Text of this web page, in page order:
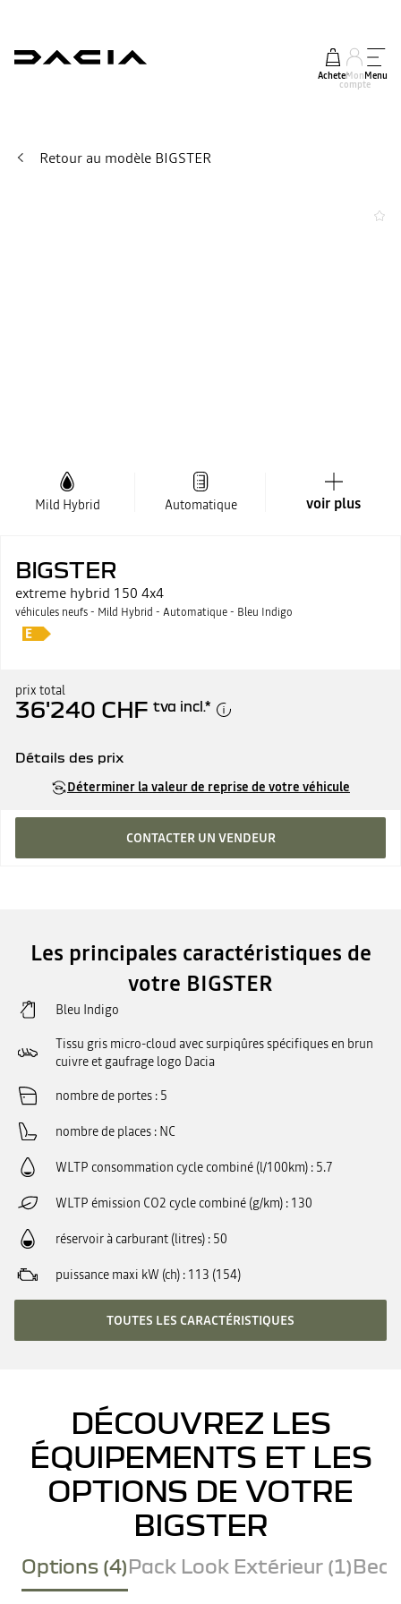
AcheterMon
compte
Menu
Retour au modèle BIGSTER
Mild Hybrid Automatique voir plus
BIGSTER
extreme hybrid 150 4x4
véhicules neufs - Mild Hybrid - Automatique - Bleu Indigo
prix total
36'240 CHF tva incl.*
Détails des prix
Déterminer la valeur de reprise de votre véhicule
CONTACTER UN VENDEUR
Les principales caractéristiques de
votre BIGSTER
Bleu Indigo
Tissu gris micro-cloud avec surpiqûres spécifiques en brun
cuivre et gaufrage logo Dacia
nombre de portes 5
nombre de places NC
WLTP consommation cycle combiné (l/100km) 5.7
WLTP émission CO2 cycle combiné (g/km) 130
réservoir à carburant (litres) 50
puissance maxi kW (ch) 113 (154)
TOUTES LES CARACTÉRISTIQUES
DÉCOUVREZ LES
ÉQUIPEMENTS ET LES
OPTIONS DE VOTRE
BIGSTER
Options (4)Pack Look Extérieur (1)